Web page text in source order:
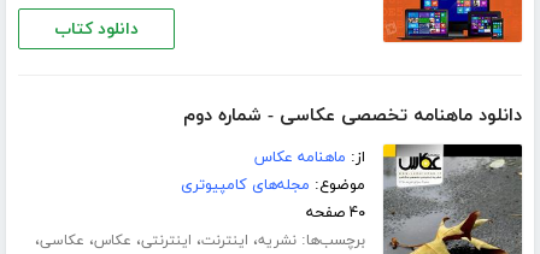
دانلود کتاب
دانلود ماهنامه تخصصی عکاسی - شماره دوم
از: ماهنامه عکاس
موضوع: مجله‌های کامپیوتری
۴۰ صفحه
برچسب‌ها:نشریه، اینترنت، اینترنتی، عکاس، عکاسی،